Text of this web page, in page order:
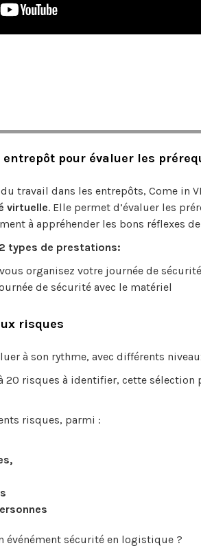
entrepôt pour évaluer les
travail dans les entrepôts, Come in
virtuelle. Elle permet d’évaluer les
à appréhender les bons réflexes
types de prestations:
organisez votre journée de
de sécurité avec le matériel
risques
à son rythme, avec différents
20 risques à identifier, cette
risques, parmi :
événément sécurité en logistique ?